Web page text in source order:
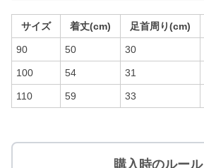
サイズ 着丈(cm) 足首周り(cm)
90 50 30
100 54 31
110 59 33
購入時のルール